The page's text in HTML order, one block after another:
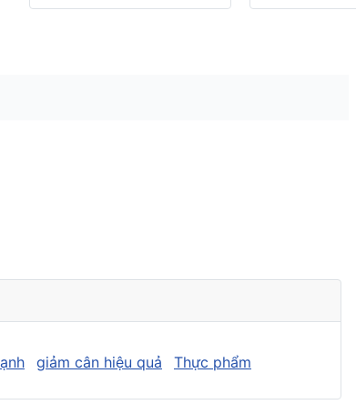
giảm cân hiệu quả Thực phẩm